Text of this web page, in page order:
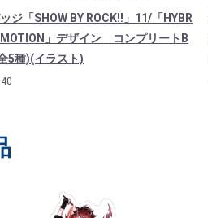
ジ「SHOW BY ROCK!!」11/「HYBR
」デザイン コンプリートB
5種)(イラスト)